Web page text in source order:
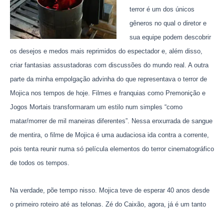
terror é um dos únicos
gêneros no qual o diretor e
sua equipe podem descobrir
os desejos e medos mais reprimidos do espectador e, além disso,
criar fantasias assustadoras com discussões do mundo real. A outra
parte da minha empolgação advinha do que representava o terror de
Mojica nos tempos de hoje. Filmes e franquias como Premonição e
Jogos Mortais transformaram um estilo num simples “como
matar/morrer de mil maneiras diferentes”. Nessa enxurrada de sangue
de mentira, o filme de Mojica é uma audaciosa ida contra a corrente,
pois tenta reunir numa só película elementos do terror cinematográfico
de todos os tempos.
Na verdade, põe tempo nisso. Mojica teve de esperar 40 anos desde
o primeiro roteiro até as telonas. Zé do Caixão, agora, já é um tanto